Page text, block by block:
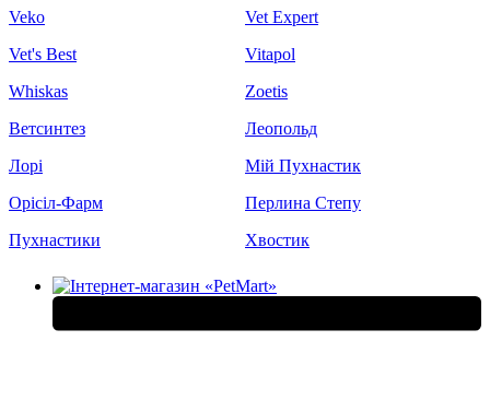
Veko
Vet Expert
Vet's Best
Vitapol
Whiskas
Zoetis
Ветсинтез
Леопольд
Лорі
Мій Пухнастик
Орісіл-Фарм
Перлина Степу
Пухнастики
Хвостик